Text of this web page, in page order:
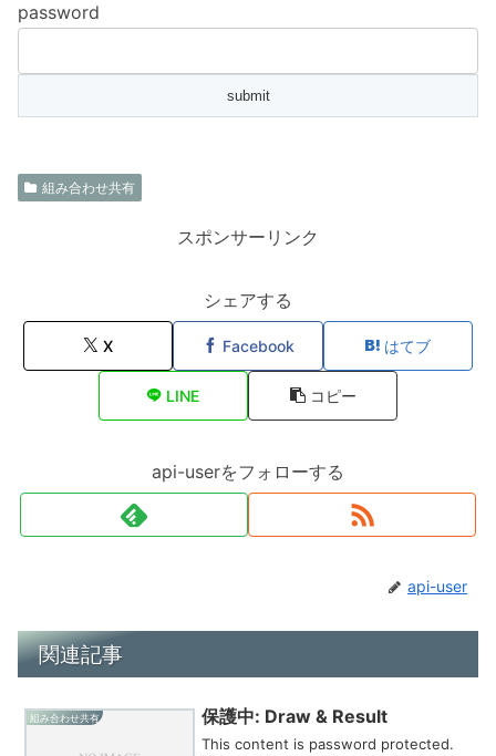
password
組み合わせ共有
スポンサーリンク
シェアする
X Facebook はてブ
LINE コピー
api-userをフォローする
api-user
関連記事
組み合わせ共有 保護中: Draw & Result
This content is password protected.